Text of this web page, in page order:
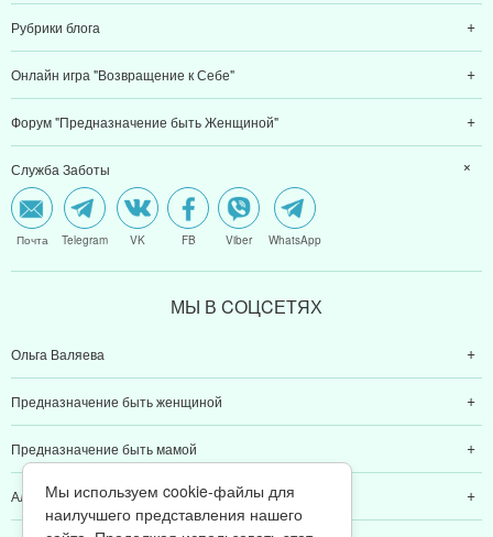
Рубрики блога
Онлайн игра "Возвращение к Себе"
Форум "Предназначение быть Женщиной"
Служба Заботы
Почта Telegram VK FB Viber WhatsApp
МЫ В CОЦCЕТЯХ
Ольга Валяева
Предназначение быть женщиной
Предназначение быть мамой
Алексей Валяев
Мы используем cookie-файлы для
наилучшего представления нашего